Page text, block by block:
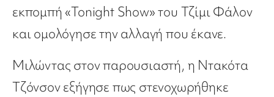
εκπομπή «Tonight Show» του Τζίμι Φάλον
και ομολόγησε την αλλαγή που έκανε.
Μιλώντας στον παρουσιαστή, η Ντακότα
Τζόνσον εξήγησε πως στενοχωρήθηκε